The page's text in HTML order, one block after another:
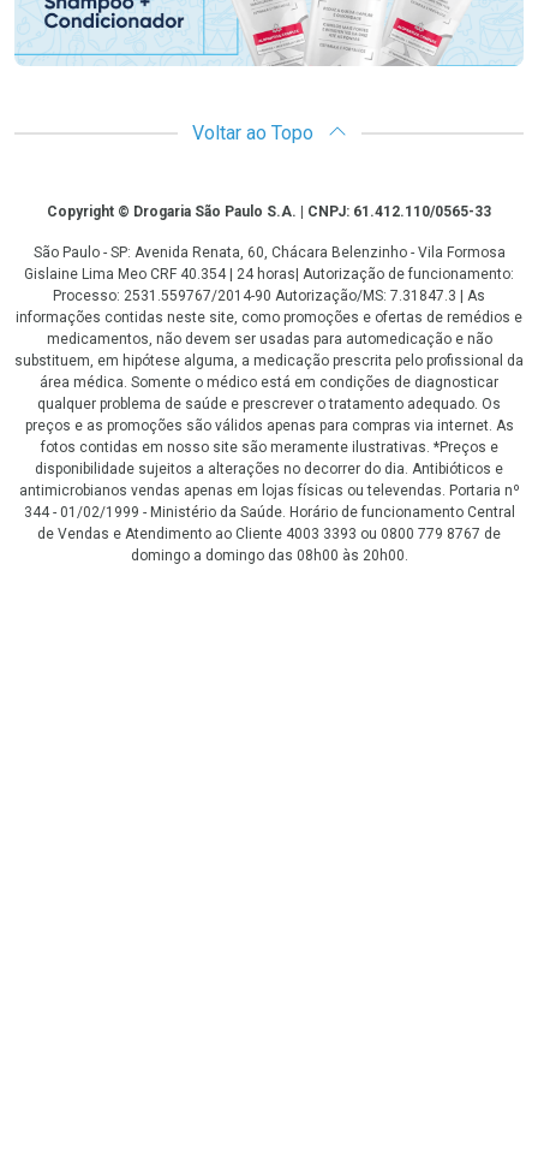
Voltar ao Topo
CopyrightCopyright © Drogaria São Paulo S.A. | CNPJ: 61.412.110/0565-33
São Paulo - SP: Avenida Renata, 60, Chácara Belenzinho - Vila Formosa
Gislaine Lima Meo CRF 40.354 | 24 horas| Autorização de funcionamento:
Processo: 2531.559767/2014-90 Autorização/MS: 7.31847.3 | As
informações contidas neste site, como promoções e ofertas de remédios e
medicamentos, não devem ser usadas para automedicação e não
substituem, em hipótese alguma, a medicação prescrita pelo profissional da
área médica. Somente o médico está em condições de diagnosticar
qualquer problema de saúde e prescrever o tratamento adequado. Os
preços e as promoções são válidos apenas para compras via internet. As
fotos contidas em nosso site são meramente ilustrativas. *Preços e
disponibilidade sujeitos a alterações no decorrer do dia. Antibióticos e
antimicrobianos vendas apenas em lojas físicas ou televendas. Portaria nº
344 - 01/02/1999 - Ministério da Saúde. Horário de funcionamento Central
de Vendas e Atendimento ao Cliente 4003 3393 ou 0800 779 8767 de
domingo a domingo das 08h00 às 20h00.